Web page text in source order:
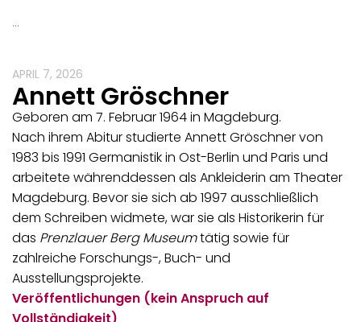
…
APRIL 7, 2026
Annett Gröschner
Geboren am 7. Februar 1964 in Magdeburg.
Nach ihrem Abitur studierte Annett Gröschner von
1983 bis 1991 Germanistik in Ost-Berlin und Paris und
arbeitete währenddessen als Ankleiderin am Theater
Magdeburg. Bevor sie sich ab 1997 ausschließlich
dem Schreiben widmete, war sie als Historikerin für
das Prenzlauer Berg Museumtätig sowie für
zahlreiche Forschungs-, Buch- und
Ausstellungsprojekte.
Veröffentlichungen (kein Anspruch auf